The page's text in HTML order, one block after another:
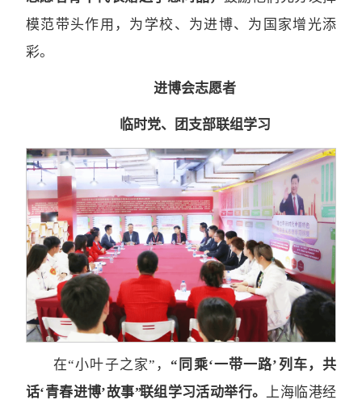
模范带头作用，为学校、为进博、为国家增光添
彩。
进博会志愿者
临时党、团支部联组学习
在“小叶子之家”，“同乘‘一带一路’列车，共
话‘青春进博’故事” 联组学习活动举行。
上海临港经